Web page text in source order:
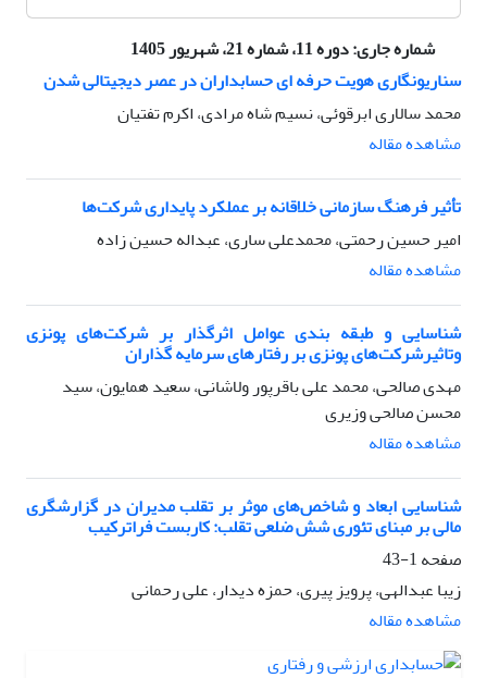
شماره جاری:دوره 11، شماره 21، شهریور 1405
سناریونگاری هویت حرفه ای حسابداران در عصر دیجیتالی شدن
محمد سالاری ابرقوئی، نسیم شاه مرادی، اکرم تفتیان
مشاهده مقاله
تأثیر فرهنگ سازمانی خلاقانه بر عملکرد پایداری شرکت‌ها
امیر حسین رحمتی، محمدعلی ساری، عبداله حسین زاده
مشاهده مقاله
شناسایی و طبقه بندی عوامل اثر‌گذار بر شرکت‌های پونزی
وتاثیرشرکت‌های پونزی بر رفتارهای سرمایه گذاران
مهدی صالحی، محمد علی باقرپور ولاشانی، سعید همایون، سید
محسن صالحی وزیری
مشاهده مقاله
شناسایی ابعاد و شاخص‌های موثر بر تقلب مدیران در گزارشگری
مالی بر مبنای تئوری شش ضلعی تقلب: کاربست فراترکیب
صفحه1-43
زیبا عبدالهی، پرویز پیری، حمزه دیدار، علی رحمانی
مشاهده مقاله